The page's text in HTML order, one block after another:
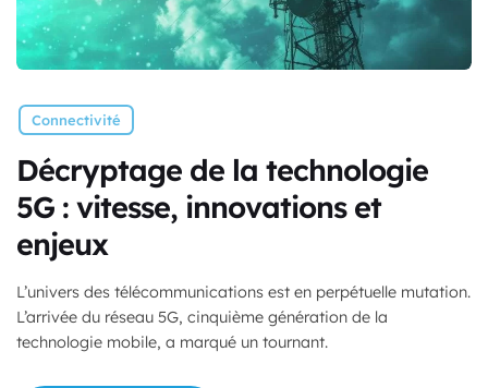
Décryptage de la technologie
5G : vitesse, innovations et
enjeux
L’univers des télécommunications est en perpétuelle mutation.
L’arrivée du réseau 5G, cinquième génération de la
technologie mobile, a marqué un tournant.
Connectivité